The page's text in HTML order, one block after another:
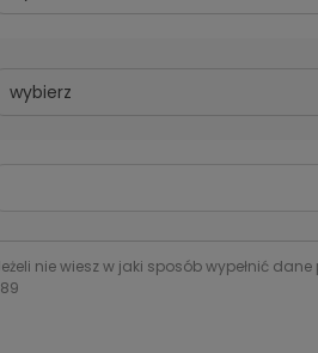
nie wiesz w jaki sposób wypełnić dane